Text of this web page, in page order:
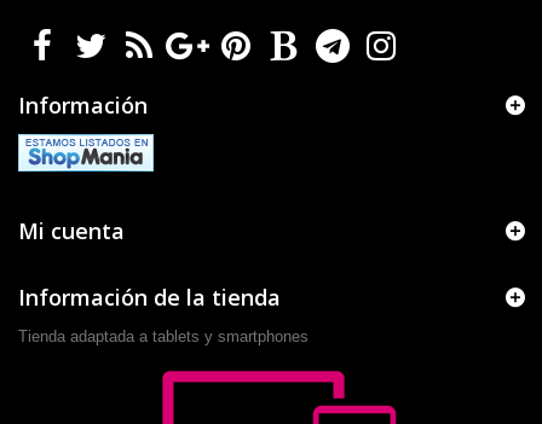
Información
Mi cuenta
Información de la tienda
Tienda adaptada a tablets y smartphones